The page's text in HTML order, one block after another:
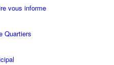
vous informe
Quartiers